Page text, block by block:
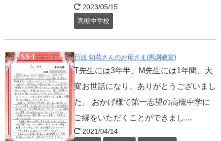
2023/05/15
高槻中学校
日浅 知花さんのお母さま(馬渕教室)
T先生には3年半、M先生には1年間、大
変お世話になり、ありがとうございまし
た。 おかげ様で第一志望の高槻中学に
ご縁をいただくことができまし…
2021/04/14